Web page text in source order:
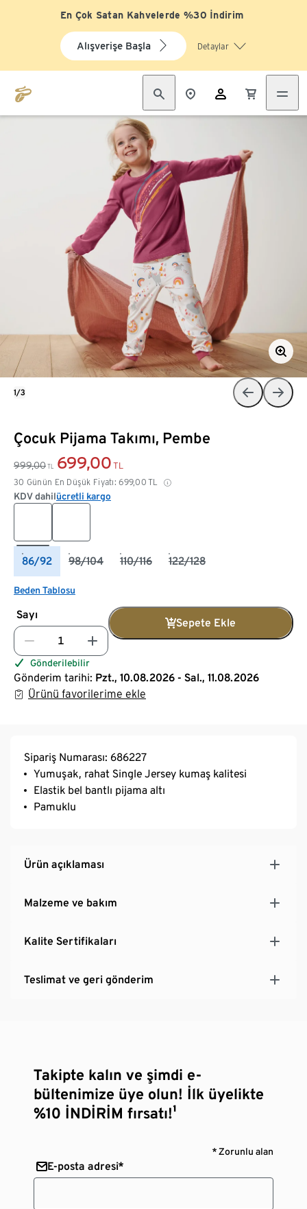
En Çok Satan Kahvelerde %30 İndirim
Alışverişe Başla Detaylar
Çocuk Pijama Takımı, Pembe
999,00 TL 699,00 TL
30 Günün En Düşük Fiyatı: 699,00 TL
KDV dahilücretli kargo
86/92 98/104 110/116 122/128
Beden Tablosu
Sayı
Sepete Ekle
Gönderilebilir
Gönderim tarihi: Pzt., 10.08.2026 - Sal., 11.08.2026
Ürünü favorilerime ekle
1/3
Sipariş Numarası: 686227
Yumuşak, rahat Single Jersey kumaş kalitesi
Elastik bel bantlı pijama altı
Pamuklu
Ürün açıklaması
Malzeme ve bakım
Kalite Sertifikaları
Teslimat ve geri gönderim
Takipte kalın ve şimdi e-
bültenimize üye olun! İlk üyelikte
%10 İNDİRİM fırsatı!¹
* Zorunlu alan
E-posta adresi*